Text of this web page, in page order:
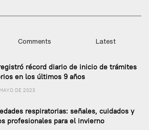
Comments Latest
récord diario de inicio de trámites
en los últimos 9 años
DE 2023
respiratorias: señales, cuidados y
profesionales para el invierno